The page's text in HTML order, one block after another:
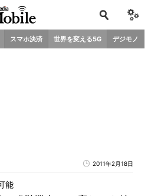
スマホ決済 世界を変える5G デジモノ
2011年2月18日
能